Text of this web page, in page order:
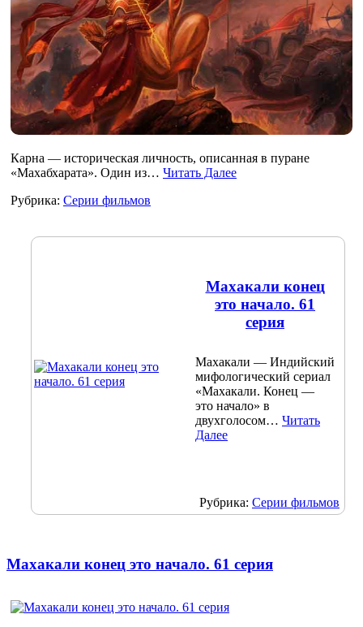
Карна — историческая личность, описанная в пуране
«Махабхарата». Один из… Читать Далее
Рубрика: Серии фильмов
Махакали конец
это начало. 61
серия
Махакали — Индийский
мифологический сериал
«Махакали. Конец —
это начало» в
двухголосом… Читать
Далее
Рубрика: Серии фильмов
Махакали конец это начало. 61 серия